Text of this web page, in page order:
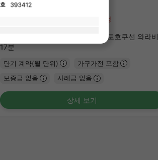
공실예정
ＪＲ게이힌토호쿠선 와라비
17분
단기 계약(월 단위)
가구가전 포함
보증금 없음
사례금 없음
상세 보기